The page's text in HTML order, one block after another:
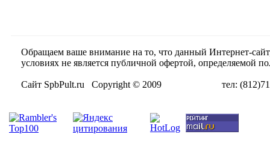
Обращаем ваше внимание на то, что данный Интернет-
условиях не является публичной офертой, определяемой
Сайт SpbPult.ru Copyright © 2009 тел: (812)716-